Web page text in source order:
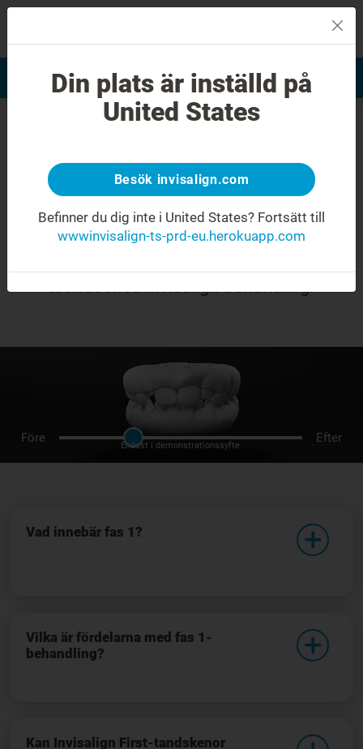
Leendebedömning Hitta en Invisalign-tandläkare
En blandning av
mjölktänder och
permanenta tänder (fas 1)
leende med Invisalign-behandling.
Före Efter
Endast i demonstrationssyfte.
Vad innebär fas 1?
Vilka är fördelarna med fas 1-
behandling?
Kan Invisalign First-tandskenor
Din plats är inställd på
United States
Besök invisalign.com
Befinner du dig inte i United States? Fortsätt till
wwwinvisalign-ts-prd-eu.herokuapp.com